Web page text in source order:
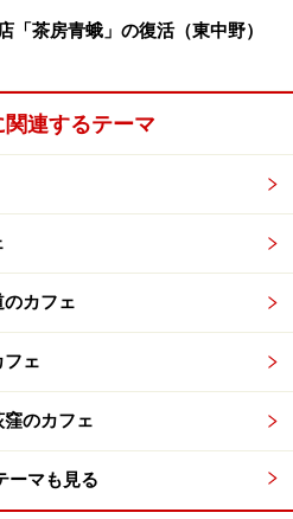
「茶房青蛾」の復活（東中野）
関連するテーマ
カフェ
フェ
のカフェ
ーマも見る